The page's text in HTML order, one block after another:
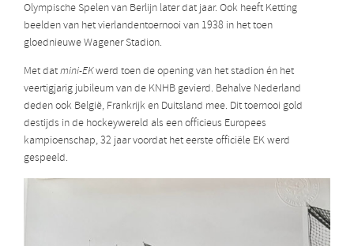
Olympische Spelen van Berlijn later dat jaar. Ook heeft Ketting
beelden van het vierlandentoernooi van 1938 in het toen
gloednieuwe Wagener Stadion.
Met datmini-EKwerd toen de opening van het stadion én het
veertigjarig jubileum van de KNHB gevierd. Behalve Nederland
deden ook België, Frankrijk en Duitsland mee. Dit toernooi gold
destijds in de hockeywereld als een officieus Europees
kampioenschap, 32 jaar voordat het eerste officiële EK werd
gespeeld.